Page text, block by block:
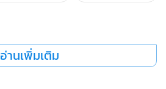
อ่านเพิ่มเติม